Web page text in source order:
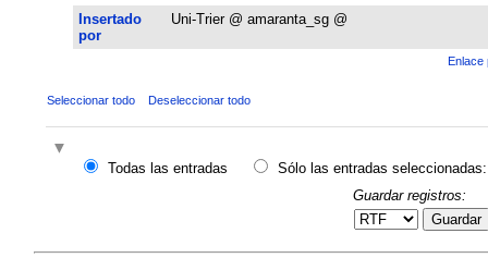
Insertado
por
Uni-Trier @ amaranta_sg @
Enlace
Seleccionar todo Deseleccionar todo
Todas las entradas
Sólo las entradas seleccionadas:
Guardar registros:
Guardar